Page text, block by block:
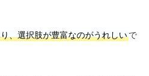
、選択肢が豊富なのがうれしいで